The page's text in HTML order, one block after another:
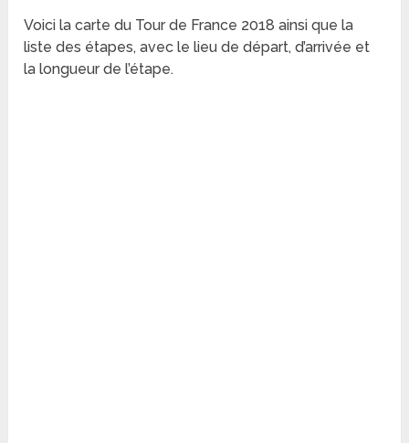
Voici la carte du Tour de France 2018 ainsi que la
liste des étapes, avec le lieu de départ, d’arrivée et
la longueur de l’étape.